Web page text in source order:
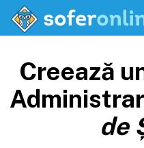
Creează
de